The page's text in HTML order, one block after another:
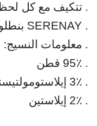
. تتكيف مع كل لحظة
. 2٪ إيلاستين